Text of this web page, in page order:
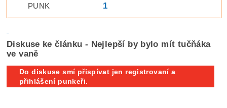
PUNK 1
Diskuse ke článku - Nejlepší by bylo mít tučňáka
ve vaně
Do diskuse smí přispívat jen registrovaní a
přihlášení punkeři.